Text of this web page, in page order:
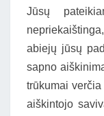
Jūsų
abiejų jūsų
sapno
trūkumai
aiškintojo